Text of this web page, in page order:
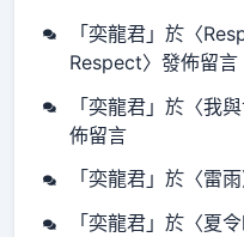
「奕龍君 」於〈
Respect〉發佈留言
「奕龍君 」於〈我
佈留言
「奕龍君 」於〈雷雨
「奕龍君 」於〈夏